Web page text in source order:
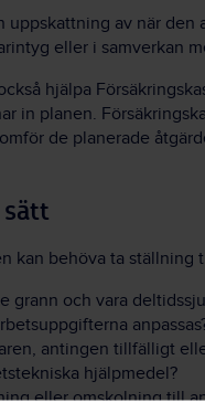
uppskattning av när
eller i samverkan
hjälpa
in planen.
de planerade
sätt
kan behöva ta ställning
grann och vara
antingen tillfälligt
hjälpmedel?
eller omskolning till